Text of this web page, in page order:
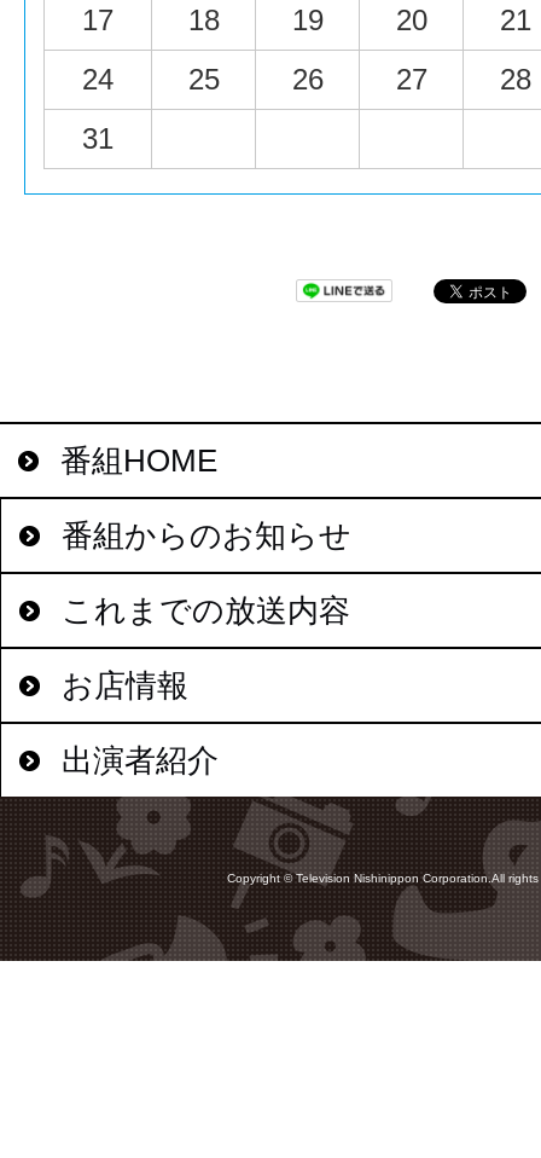
17
18 19 20
21
24
25 26 27
28
31
番組HOME
番組からのお知らせ
これまでの放送内容
お店情報
出演者紹介
Copyright © Television Nishinippon Corporation.All